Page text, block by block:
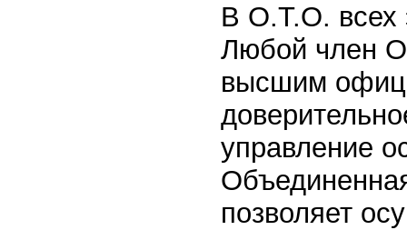
В О.Т.О. всех
Любой член
высшим
управление
позволяет